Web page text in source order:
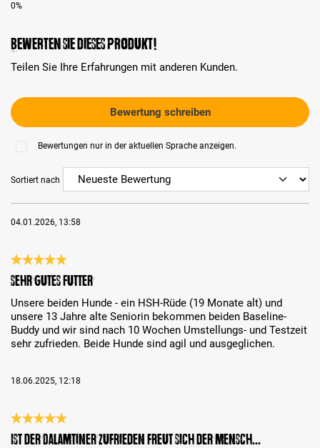
0%
Bewerten Sie dieses Produkt!
Teilen Sie Ihre Erfahrungen mit anderen Kunden.
Bewertung schreiben
Bewertungen nur in der aktuellen Sprache anzeigen.
Sortiert nach
04.01.2026, 13:58
Bewertung mit 5 von 5 Sternen
Sehr gutes Futter
Unsere beiden Hunde - ein HSH-Rüde (19 Monate alt) und
unsere 13 Jahre alte Seniorin bekommen beiden Baseline-
Buddy und wir sind nach 10 Wochen Umstellungs- und Testzeit
sehr zufrieden. Beide Hunde sind agil und ausgeglichen.
18.06.2025, 12:18
Bewertung mit 5 von 5 Sternen
Ist der Dalamtiner zufrieden freut sich der Mensch...